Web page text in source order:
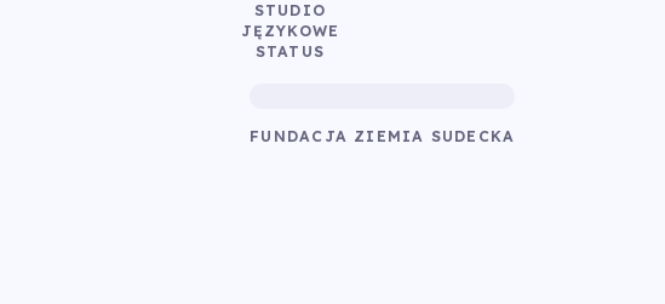
STUDIO
JĘZYKOWE
STATUS
FUNDACJA ZIEMIA SUDECKA